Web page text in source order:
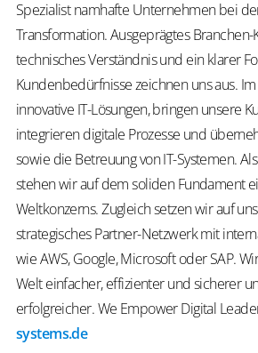
Spezialist namhafte Unternehmen bei
Transformation. Ausgeprägtes
technisches Verständnis und ein klarer
Kundenbedürfnisse zeichnen uns aus.
innovative IT-Lösungen, bringen unsere
integrieren digitale Prozesse und
sowie die Betreuung von IT-Systemen.
stehen wir auf dem soliden Fundament
Weltkonzerns. Zugleich setzen wir auf
strategisches Partner-Netzwerk mit
wie AWS, Google, Microsoft oder SAP.
Welt einfacher, effizienter und sicherer
erfolgreicher.We EmpowerDigital
systems.de